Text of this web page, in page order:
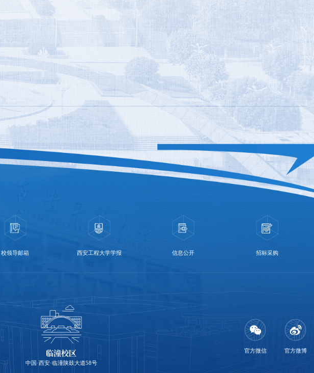
校领导邮箱 西安工程大学学报 信息公开 招标采购
临潼校区
中国·西安·临潼陕鼓大道58号
官方微信 官方微博